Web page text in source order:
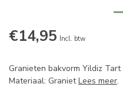
€14,95 Incl. btw
Granieten bakvorm Yildiz Tart
Materiaal: GranietLees meer.